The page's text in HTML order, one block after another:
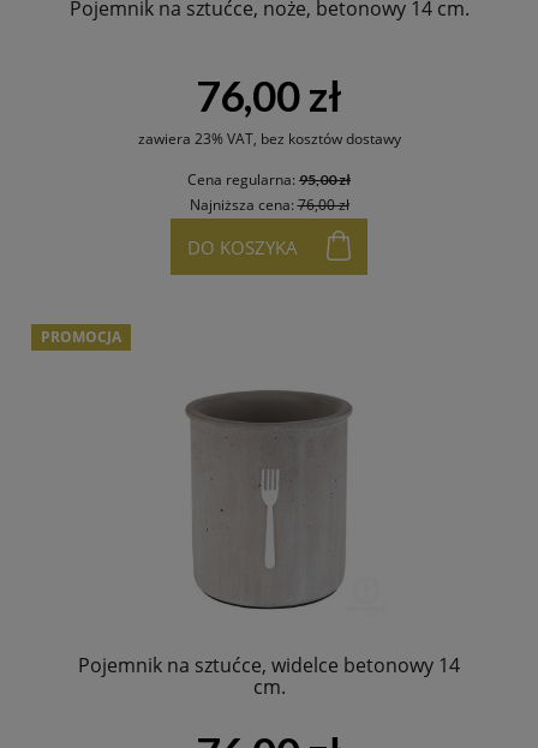
Pojemnik na sztućce, noże, betonowy 14 cm.
76,00 zł
zawiera 23% VAT, bez kosztów dostawy
Cena regularna: 95,00 zł
Najniższa cena:76,00 zł
DO KOSZYKA
Pojemnik na sztućce, widelce betonowy 14
cm.
PROMOCJA